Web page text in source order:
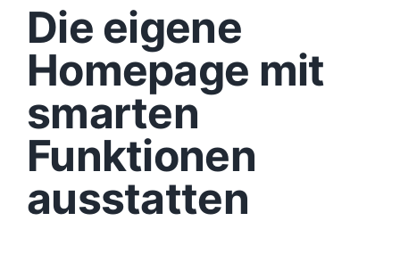
Content
Funktionen
Aufbau
Traffic
Die eigene
Homepage mit
smarten
Funktionen
ausstatten